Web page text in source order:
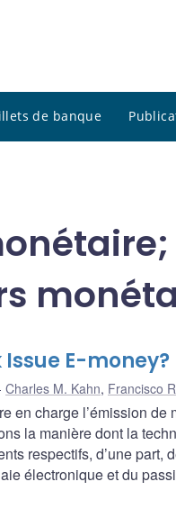
de banque
E-money?
Charles M. Kahn, Francisco
en charge l’émission
la manière dont la
respectifs, d’une
électronique et du